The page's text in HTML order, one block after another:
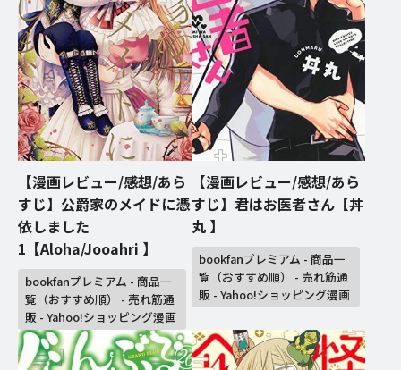
【漫画レビュー/感想/あら
すじ】公爵家のメイドに憑
依しました
1【Aloha/Jooahri 】
bookfanプレミアム - 商品一
覧（おすすめ順） - 売れ筋通
販 - Yahoo!ショッピング漫画
【漫画レビュー/感想/あら
すじ】君はお医者さん【丼
丸 】
bookfanプレミアム - 商品一
覧（おすすめ順） - 売れ筋通
販 - Yahoo!ショッピング漫画